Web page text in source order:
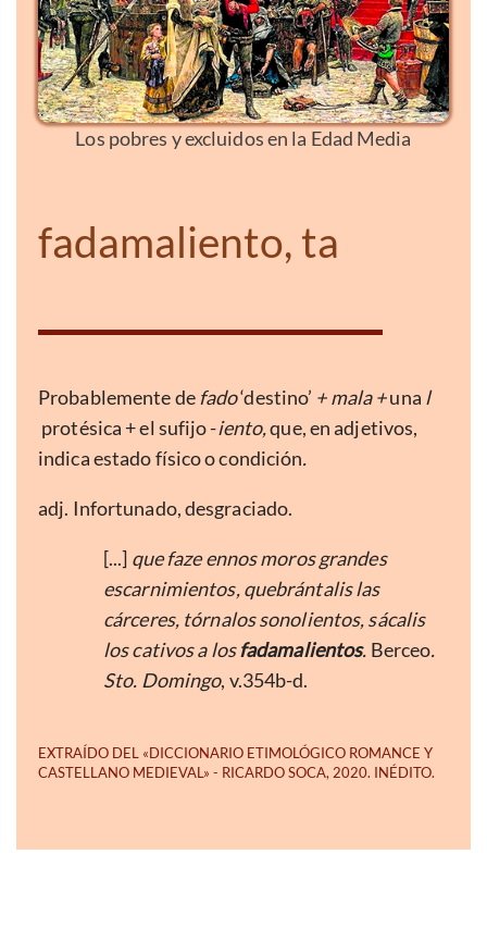
Los pobres y excluidos en la Edad Media
fadamaliento, ta
Probablemente de fado‘destino’ + mala +una l
protésica + el sufijo -iento,que, en adjetivos,
indica estado físico o condición.
adj. Infortunado, desgraciado.
[...] que faze ennos moros grandes
escarnimientos, quebrántalis las
cárceres, tórnalos sonolientos, sácalis
los cativos a losfadamalientos. Berceo.
Sto. Domingo, v.354b-d.